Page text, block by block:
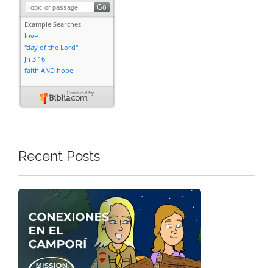
Recent Posts